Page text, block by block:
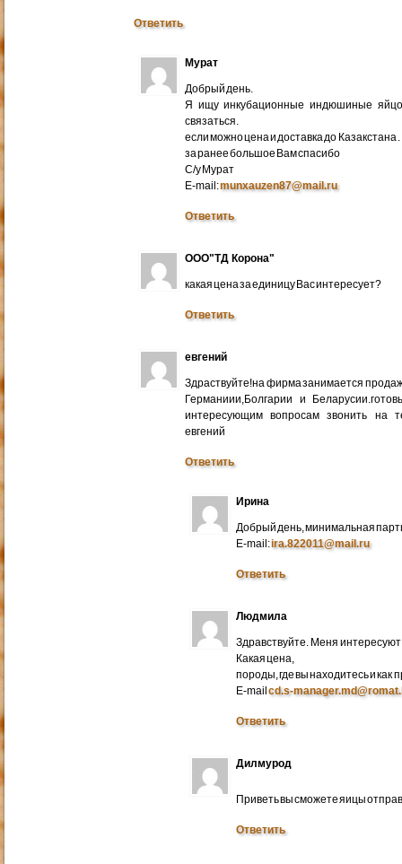
Ответить
Мурат
Добрый день.
Я ищу инкубационные индюшиные
связаться.
если можно цена и доставка до Казакстана .
за ранее большое Вам спасибо
С/у Мурат
E-mail:munxauzen87@mail.ru
Ответить
ООО"ТД Корона"
какая цена за единицу Вас интересует?
Ответить
евгений
Здраствуйте!на фирма занимается
Германиии,Болгарии и
интересующим вопросам звонить на
евгений
Ответить
Ирина
Добрый день, минимальная
E-mail:ira.822011@mail.ru
Ответить
Людмила
Здравствуйте. Меня
Какая цена,
породы, где вы находитесь и как
E-mailcd.s-
Ответить
Дилмурод
Приветь вы сможете яицы
Ответить